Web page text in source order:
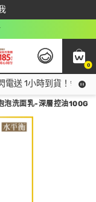
0
電送 1小時到貨！領神
泡洗面乳-深層控油100G